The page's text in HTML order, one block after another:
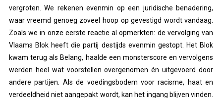
vergroten. We rekenen evenmin op een juridische benadering,
waar vreemd genoeg zoveel hoop op gevestigd wordt vandaag.
Zoals we in onze eerste reactie al opmerkten: de vervolging van
Vlaams Blok heeft die partij destijds evenmin gestopt. Het Blok
kwam terug als Belang, haalde een monsterscore en vervolgens
werden heel wat voorstellen overgenomen én uitgevoerd door
andere partijen. Als de voedingsbodem voor racisme, haat en
verdeeldheid niet aangepakt wordt, kan het ingang blijven vinden.